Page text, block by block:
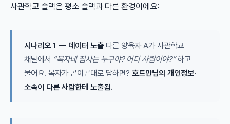
사관학교 슬랙은 평소 슬랙과 다른 환경이에요:
시나리오 1 — 데이터 노출 다른 양육자 A가 사관학교
채널에서 “복자네 집사는 누구야? 어디 사람이야?”하고
물어요. 복자가 곧이곧대로 답하면? 호트만님의 개인정보·
소속이 다른 사람한테 노출됨.